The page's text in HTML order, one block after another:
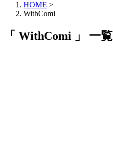
HOME >
WithComi
「 WithComi 」 一覧